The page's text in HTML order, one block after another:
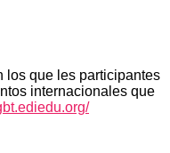
los que les participantes
internacionales que